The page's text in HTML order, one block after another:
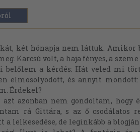
két hónapja nem láttuk. Amikor
Karcsú volt, a haja fényes, a szeme
belőlem a kérdés: Hát veled mi
elmosolyodott, és annyit mondott:
Érdekel?
azt azonban nem gondoltam, hogy
rá Gittára, s az ő csodálatos
a lelkesedése, de leginkább a